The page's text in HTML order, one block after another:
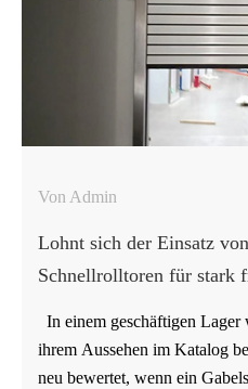
Käufer, die Lagertore
Frage nicht nur, ob sich die
vielmehr, ob sie dazu
kontrollieren und gleichzeitig
Von Admin
Lohnt sich der Einsatz
Schnellrolltoren für stark
In einem geschäftigen
ihrem Aussehen im Katalog
neu bewertet, wenn ein